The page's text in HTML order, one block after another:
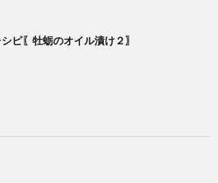
ピ〖牡蛎のオイル漬け２〗